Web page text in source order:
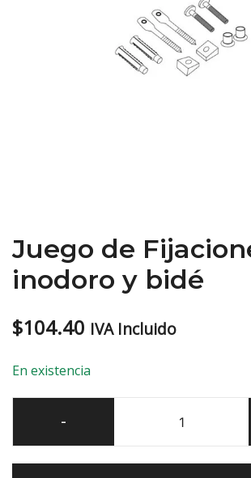
Juego de
inodoro y bidé
$104.40 IVA Incluido
En existencia
-
de